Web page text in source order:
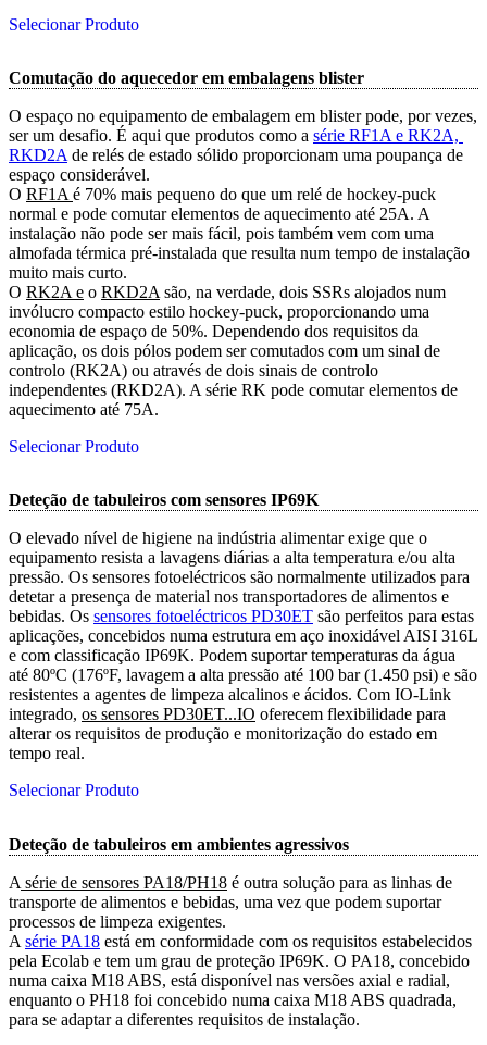
Selecionar Produto
Comutação do aquecedor em embalagens blister
O espaço no equipamento de embalagem em blister pode, por vezes,
ser um desafio. É aqui que produtos como a série RF1A e RK2A,
RKD2A de relés de estado sólido proporcionam uma poupança de
espaço considerável.
O RF1A é 70% mais pequeno do que um relé de hockey-puck
normal e pode comutar elementos de aquecimento até 25A. A
instalação não pode ser mais fácil, pois também vem com uma
almofada térmica pré-instalada que resulta num tempo de instalação
muito mais curto.
O RK2A e o RKD2A são, na verdade, dois SSRs alojados num
invólucro compacto estilo hockey-puck, proporcionando uma
economia de espaço de 50%. Dependendo dos requisitos da
aplicação, os dois pólos podem ser comutados com um sinal de
controlo (RK2A) ou através de dois sinais de controlo
independentes (RKD2A). A série RK pode comutar elementos de
aquecimento até 75A.
Selecionar Produto
Deteção de tabuleiros com sensores IP69K
O elevado nível de higiene na indústria alimentar exige que o
equipamento resista a lavagens diárias a alta temperatura e/ou alta
pressão. Os sensores fotoeléctricos são normalmente utilizados para
detetar a presença de material nos transportadores de alimentos e
bebidas. Os sensores fotoeléctricos PD30ET são perfeitos para estas
aplicações, concebidos numa estrutura em aço inoxidável AISI 316L
e com classificação IP69K. Podem suportar temperaturas da água
até 80ºC (176ºF, lavagem a alta pressão até 100 bar (1.450 psi) e são
resistentes a agentes de limpeza alcalinos e ácidos. Com IO-Link
integrado, os sensores PD30ET...IO oferecem flexibilidade para
alterar os requisitos de produção e monitorização do estado em
tempo real.
Selecionar Produto
Deteção de tabuleiros em ambientes agressivos
A série de sensores PA18/PH18 é outra solução para as linhas de
transporte de alimentos e bebidas, uma vez que podem suportar
processos de limpeza exigentes.
A série PA18 está em conformidade com os requisitos estabelecidos
pela Ecolab e tem um grau de proteção IP69K. O PA18, concebido
numa caixa M18 ABS, está disponível nas versões axial e radial,
enquanto o PH18 foi concebido numa caixa M18 ABS quadrada,
para se adaptar a diferentes requisitos de instalação.